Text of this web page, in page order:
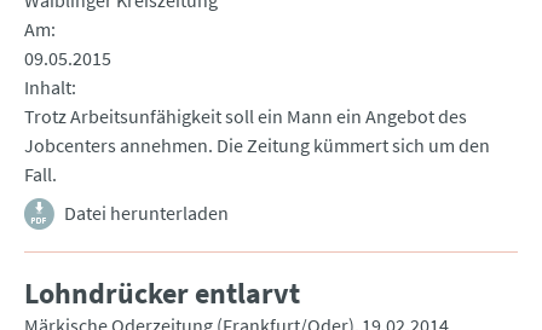
Am
09.05.2015
Inhalt
Trotz Arbeitsunfähigkeit soll ein Mann ein Angebot des
Jobcenters annehmen. Die Zeitung kümmert sich um den
Fall.
Datei herunterladen
Lohndrücker entlarvt